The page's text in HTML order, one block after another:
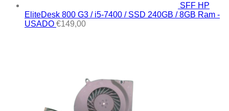
SFF HP
EliteDesk 800 G3 / i5-7400 / SSD 240GB / 8GB Ram -
USADO €149,00